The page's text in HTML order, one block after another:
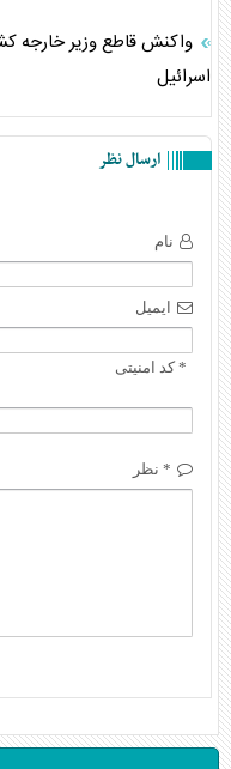
واکنش قاطع وزیر خارجه
اسرائیل
ارسال نظر
نام
ایمیل
* کد امنیتی
* نظر